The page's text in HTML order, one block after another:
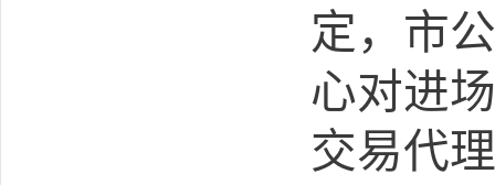
定，市
心对进
交易代